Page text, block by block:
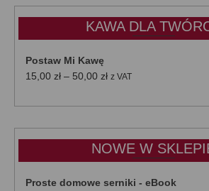
KAWA DLA
Postaw Mi Kawę
15,00 zł – 50,00 złZakres
od
do
50,00 zł
z VAT
NOWE W
Proste domowe serniki - eBook